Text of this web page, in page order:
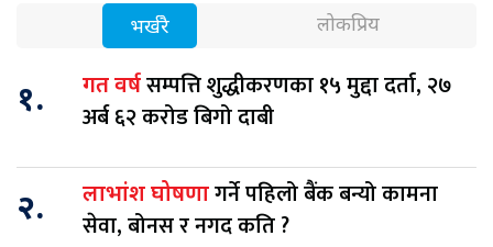
भर्खरै लोकप्रिय
१. गत वर्षसम्पत्ति शुद्धीकरणका १५ मुद्दा दर्ता, २७
अर्ब ६२ करोड बिगो दाबी
२. लाभांश घोषणागर्ने पहिलो बैंक बन्यो कामना
सेवा, बोनस र नगद कति ?